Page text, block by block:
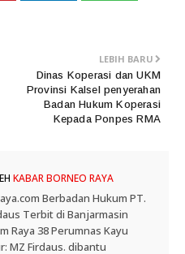
LEBIH BARU
Dinas Koperasi dan UKM
Provinsi Kalsel penyerahan
Badan Hukum Koperasi
Kepada Ponpes RMA
KABAR BORNEO RAYA
Berbadan Hukum PT.
Terbit di Banjarmasin
Raya 38 Perumnas Kayu
MZ Firdaus. dibantu